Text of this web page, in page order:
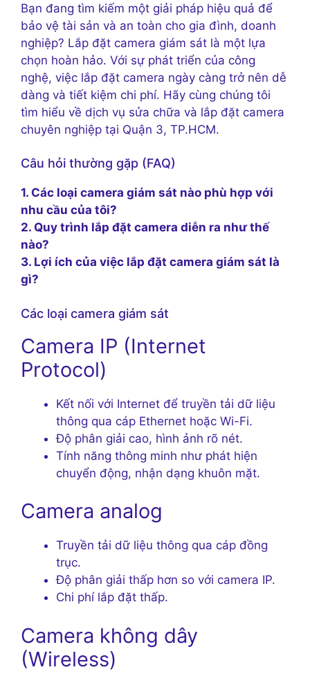
Bạn đang tìm kiếm một giải pháp hiệu quả để
bảo vệ tài sản và an toàn cho gia đình, doanh
nghiệp? Lắp đặt camera giám sát là một lựa
chọn hoàn hảo. Với sự phát triển của công
nghệ, việc lắp đặt camera ngày càng trở nên dễ
dàng và tiết kiệm chi phí. Hãy cùng chúng tôi
tìm hiểu về dịch vụ sửa chữa và lắp đặt camera
chuyên nghiệp tại Quận 3, TP.HCM.
Câu hỏi thường gặp (FAQ)
1. Các loại camera giám sát nào phù hợp với
nhu cầu của tôi?
2. Quy trình lắp đặt camera diễn ra như thế
nào?
3. Lợi ích của việc lắp đặt camera giám sát là
gì?
Các loại camera giám sát
Camera IP (Internet
Protocol)
Kết nối với Internet để truyền tải dữ liệu
thông qua cáp Ethernet hoặc Wi-Fi.
Độ phân giải cao, hình ảnh rõ nét.
Tính năng thông minh như phát hiện
chuyển động, nhận dạng khuôn mặt.
Camera analog
Truyền tải dữ liệu thông qua cáp đồng
trục.
Độ phân giải thấp hơn so với camera IP.
Chi phí lắp đặt thấp.
Camera không dây
(Wireless)